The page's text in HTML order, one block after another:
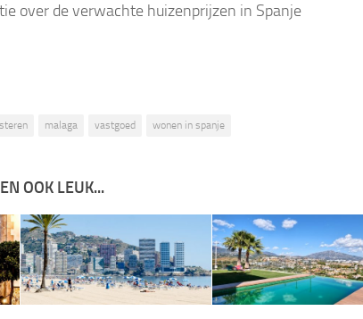
over de verwachte huizenprijzen in Spanje
malaga vastgoed wonen in spanje
OOK LEUK...